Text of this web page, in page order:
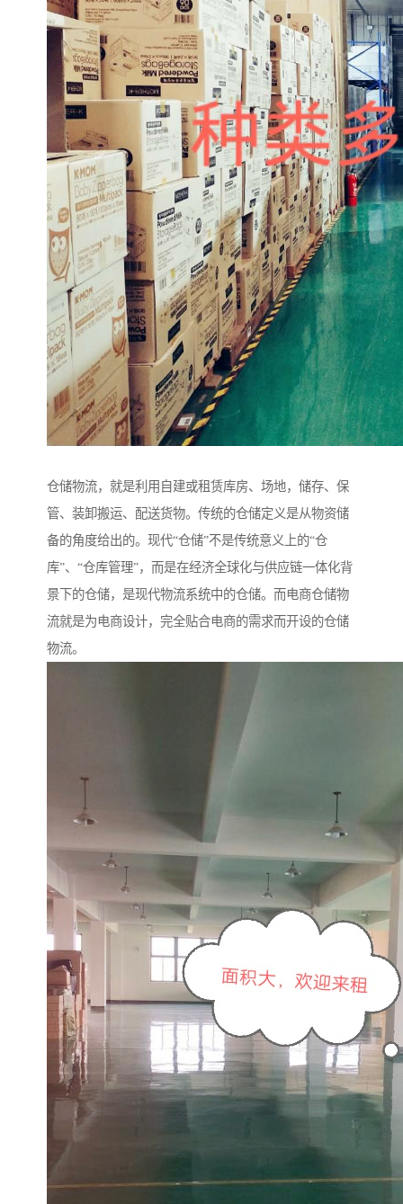
仓储物流，就是利用自建或租赁库房、场地，储存、保
管、装卸搬运、配送货物。传统的仓储定义是从物资储
备的角度给出的。现代“仓储”不是传统意义上的“仓
库”、“仓库管理”，而是在经济全球化与供应链一体化背
景下的仓储，是现代物流系统中的仓储。而电商仓储物
流就是为电商设计，完全贴合电商的需求而开设的仓储
物流。